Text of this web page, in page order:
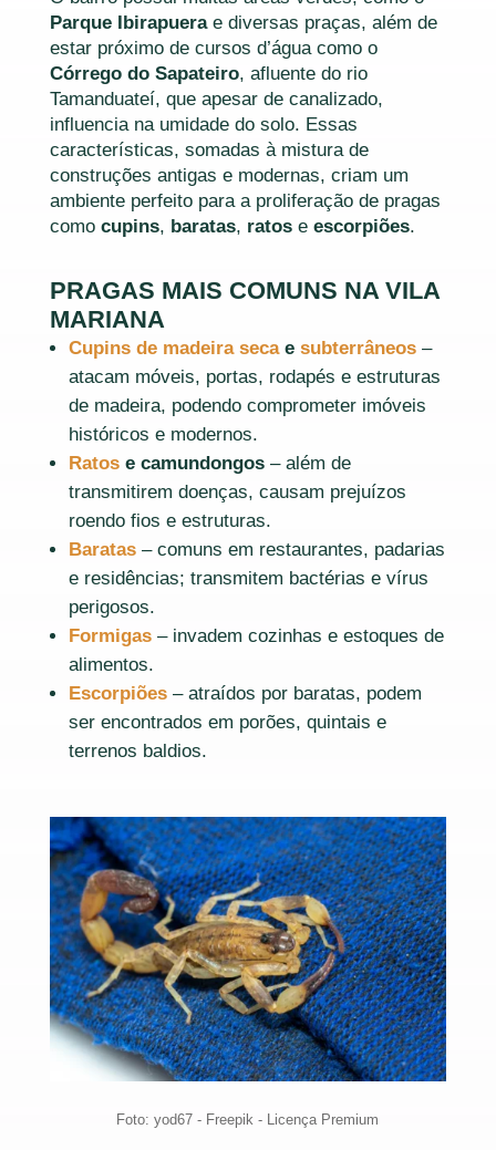
Parque Ibirapuerae diversas praças, além de
estar próximo de cursos d’água como o
Córrego do Sapateiro, afluente do rio
Tamanduateí, que apesar de canalizado,
influencia na umidade do solo. Essas
características, somadas à mistura de
construções antigas e modernas, criam um
ambiente perfeito para a proliferação de pragas
como cupins, baratas, ratose escorpiões.
PRAGAS MAIS COMUNS NA VILA
MARIANA
Cupins de madeira secae subterrâneos–
atacam móveis, portas, rodapés e estruturas
de madeira, podendo comprometer imóveis
históricos e modernos.
Ratose camundongos– além de
transmitirem doenças, causam prejuízos
roendo fios e estruturas.
Baratas– comuns em restaurantes, padarias
e residências; transmitem bactérias e vírus
perigosos.
Formigas – invadem cozinhas e estoques de
alimentos.
Escorpiões– atraídos por baratas, podem
ser encontrados em porões, quintais e
terrenos baldios.
Foto: yod67 - Freepik - Licença Premium